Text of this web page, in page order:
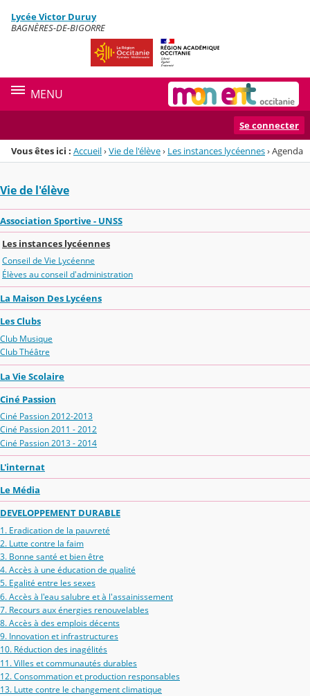
Menu de la rubrique
Contenu
Lycée Victor Duruy
BAGNÈRES-DE-BIGORRE
MENU
Se connecter
Vous êtes ici : Accueil›Vie de l'élève› Les instances lycéennes›Agenda
Vie de l'élève
Association Sportive - UNSS
Les instances lycéennes
Conseil de Vie Lycéenne
Élèves au conseil d'administration
La Maison Des Lycéens
Les Clubs
Club Musique
Club Théâtre
La Vie Scolaire
Ciné Passion
Ciné Passion 2012-2013
Ciné Passion 2011 - 2012
Ciné Passion 2013 - 2014
L'internat
Le Média
DEVELOPPEMENT DURABLE
1. Eradication de la pauvreté
2. Lutte contre la faim
3. Bonne santé et bien être
4. Accès à une éducation de qualité
5. Egalité entre les sexes
6. Accès à l'eau salubre et à l'assainissement
7. Recours aux énergies renouvelables
8. Accès à des emplois décents
9. Innovation et infrastructures
10. Réduction des inagélités
11. Villes et communautés durables
12. Consommation et production responsables
13. Lutte contre le changement climatique